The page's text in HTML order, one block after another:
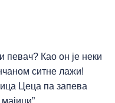
Као он је неки
ситне лажи!
Цеца па запева